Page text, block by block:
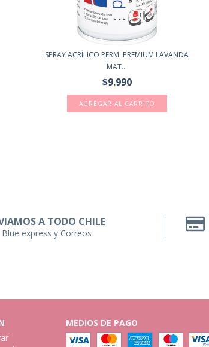
SPRAY ACRÍLICO PERM. PREMIUM LAVANDA
MAT...
$9.990
A TODO CHILE
express y Correos
MEDIOS DE PAGO